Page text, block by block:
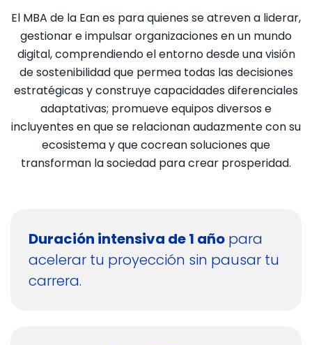
El MBA de la Ean es para quienes se atreven a liderar,
gestionar e impulsar organizaciones en un mundo
digital, comprendiendo el entorno desde una visión
de sostenibilidad que permea todas las decisiones
estratégicas y construye capacidades diferenciales
adaptativas; promueve equipos diversos e
incluyentes en que se relacionan audazmente con su
ecosistema y que cocrean soluciones que
transforman la sociedad para crear prosperidad.
Duración intensiva de 1 año para
acelerar tu proyección sin pausar tu
carrera.